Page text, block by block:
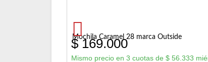
Mochila Caramel 28 marca Outside
$169.000
Mismo precio en 3 cuotas de $ 56.333